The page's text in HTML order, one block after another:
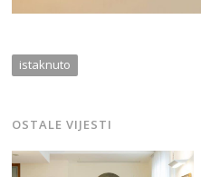
istaknuto
OSTALE VIJESTI